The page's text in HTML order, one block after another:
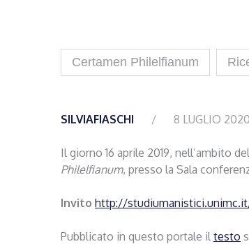
Certamen Philelfianum
SILVIAFIASCHI 8 LUGLIO 2020
Il giorno 16 aprile 2019, nell’ambito
Philelfianum, presso la Sala
Invito http://
Pubblicato in questo portale iltesto